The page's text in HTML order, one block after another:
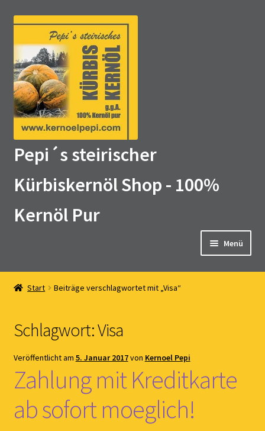
Zur
Navigation
springen
Zum
springen
Pepi´s steirischer
Kürbiskernöl Shop - 100%
Kernöl Pur
Menü
Home
Kernöl Pepi
News
Start Beiträge verschlagwortet mit „Visa“
Schlagwort:Visa
Veröffentlicht am 5. Januar 2017von Kernoel Pepi
Zahlung mit Kreditkarte
ab sofort moeglich!